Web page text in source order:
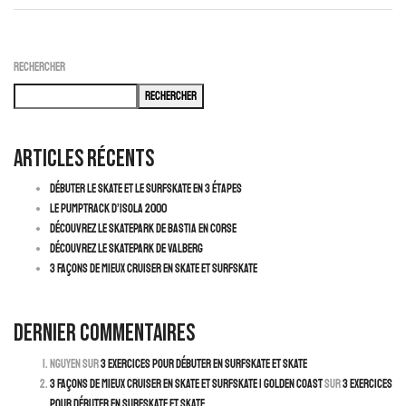
Rechercher
Rechercher
Articles récents
Débuter le Skate et le Surfskate en 3 Étapes
Le pumptrack d’Isola 2000
Découvrez le skatepark de Bastia en Corse
Découvrez le Skatepark de Valberg
3 façons de mieux cruiser en skate et surfskate
Dernier commentaires
Nguyen sur3 exercices pour débuter en surfskate et skate
3 façons de mieux cruiser en skate et surfskate | Golden Coastsur3 exercices